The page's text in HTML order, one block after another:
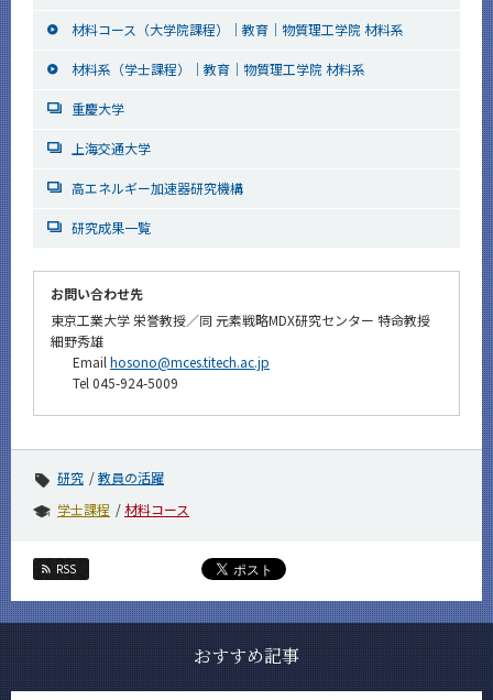
材料コース（大学院課程）｜教育｜物質理工学院 材料系
材料系（学士課程）｜教育｜物質理工学院 材料系
重慶大学
上海交通大学
高エネルギー加速器研究機構
研究成果一覧
お問い合わせ先
東京工業大学 栄誉教授／同 元素戦略MDX研究センター 特命教授
細野秀雄
Email hosono@mces.titech.ac.jp
Tel 045-924-5009
研究
教員の活躍
学士課程
材料コース
RSS
おすすめ記事